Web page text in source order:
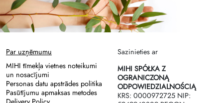
Par uzņēmumu
MIHI tīmekļa vietnes noteikumi
un nosacījumi
Personas datu apstrādes politika
Pasūtījumu apmaksas metodes
Sazinieties ar
MIHI SPÓŁKA Z
OGRANICZONĄ
ODPOWIEDZIALNOŚCIĄ
KRS: 0000972725 NIP: